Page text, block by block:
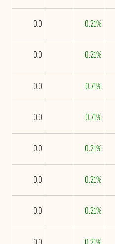
0.21%
0.0
0.21%
0.0
0.71%
0.0
0.71%
0.0
0.21%
0.0
0.21%
0.0
0.21%
0.0